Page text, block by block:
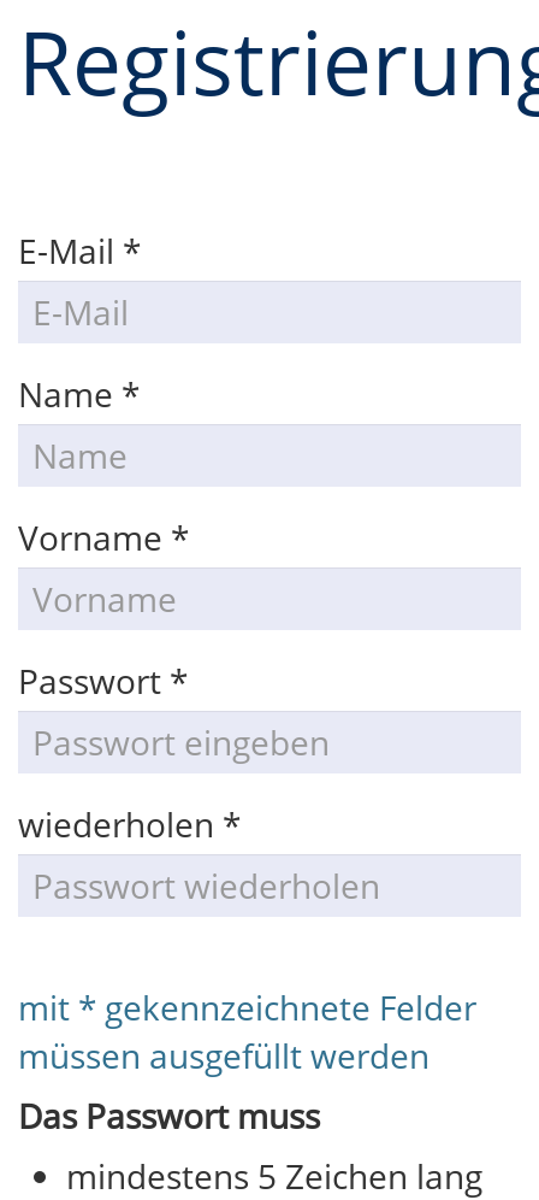
E-Mail *
Name *
Vorname *
Passwort *
wiederholen *
mit * gekennzeichnete Felder
müssen ausgefüllt werden
Das Passwort muss
mindestens 5 Zeichen lang